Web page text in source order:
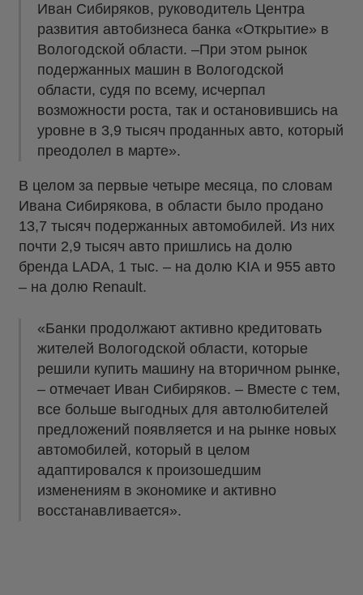
Иван Сибиряков, руководитель Центра
развития автобизнеса банка «Открытие» в
Вологодской области. –При этом рынок
подержанных машин в Вологодской
области, судя по всему, исчерпал
возможности роста, так и остановившись на
уровне в 3,9 тысяч проданных авто, который
преодолел в марте».
В целом за первые четыре месяца, по словам
Ивана Сибирякова, в области было продано
13,7 тысяч подержанных автомобилей. Из них
почти 2,9 тысяч авто пришлись на долю
бренда LADA, 1 тыс. – на долю KIA и 955 авто
– на долю Renault.
«Банки продолжают активно кредитовать
жителей Вологодской области, которые
решили купить машину на вторичном рынке,
– отмечает Иван Сибиряков. – Вместе с тем,
все больше выгодных для автолюбителей
предложений появляется и на рынке новых
автомобилей, который в целом
адаптировался к произошедшим
изменениям в экономике и активно
восстанавливается».